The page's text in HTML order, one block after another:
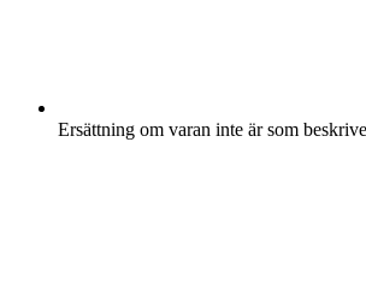
Ersättning om varan inte är som